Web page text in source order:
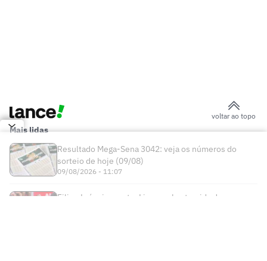
Europeus reagem a decisão do Real
Madrid sobre Vini Jr: 'Realmente'
Clube italiano acerta a contratação de
'novo Messi' do Real Madrid
'Pesadelo' do Flamengo, Jan Virgili é